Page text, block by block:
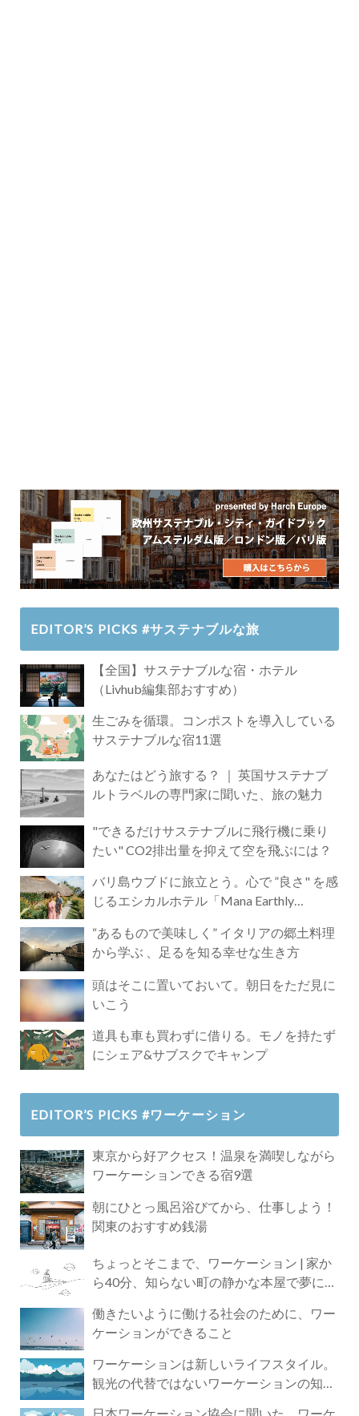
EDITOR’S PICKS #サステナブルな旅
【全国】サステナブルな宿・ホテル
（Livhub編集部おすすめ）
生ごみを循環。コンポストを導入している
サステナブルな宿11選
あなたはどう旅する？ ｜ 英国サステナブ
ルトラベルの専門家に聞いた、旅の魅力
"できるだけサステナブルに飛行機に乗り
たい" CO2排出量を抑えて空を飛ぶには？
バリ島ウブドに旅立とう。心で ”良さ" を感
じるエシカルホテル「Mana Earthly
“あるもので美味しく” イタリアの郷土料理
から学ぶ 、足るを知る幸せな生き方
頭はそこに置いておいて。朝日をただ見に
いこう
道具も車も買わずに借りる。モノを持たず
にシェア&サブスクでキャンプ
EDITOR’S PICKS #ワーケーション
東京から好アクセス！温泉を満喫しながら
ワーケーションできる宿9選
朝にひとっ風呂浴びてから、仕事しよう！
関東のおすすめ銭湯
ちょっとそこまで、ワーケーション | 家か
ら40分、知らない町の静かな本屋で夢に近
働きたいように働ける社会のために、ワー
ケーションができること
ワーケーションは新しいライフスタイル。
観光の代替ではないワーケーションの知ら